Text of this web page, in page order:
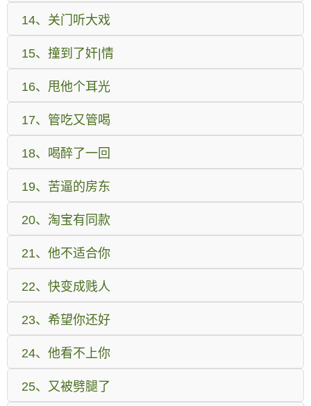
14、关门听大戏
15、撞到了奸|情
16、甩他个耳光
17、管吃又管喝
18、喝醉了一回
19、苦逼的房东
20、淘宝有同款
21、他不适合你
22、快变成贱人
23、希望你还好
24、他看不上你
25、又被劈腿了